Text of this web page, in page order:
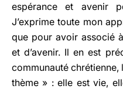
espérance et avenir
J’exprime toute mon
que pour avoir associé
et d’avenir. Il en est
communauté chrétienne,
thème » : elle est vie,